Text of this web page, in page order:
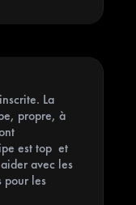
La
propre, à
est top et
avec les
pour les